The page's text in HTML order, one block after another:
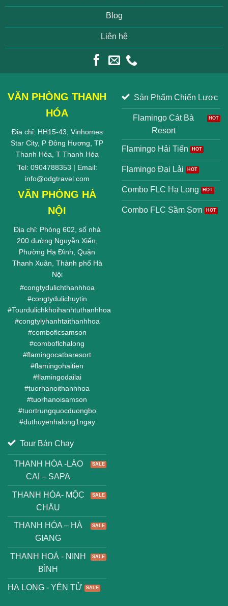
Blog
Liên hệ
VĂN PHÒNG THANH
HÓA
Địa chỉ: HH15-43, Vinhomes
Star City, P Đông Hương, TP
Thanh Hóa, T Thanh Hóa
Tel: 0904788353 | Email:
info@odgtravel.com
VĂN PHÒNG HÀ
NỘI
Địa chỉ: Phòng 602, số nhà
200 đường Nguyễn Xiển,
Phường Hạ Đình, Quận
Thanh Xuân, Thành phố Hà
Nội
#congtydulichthanhhoa
#congtydulichuytin
#Tourdulichkhoihanhtuthanhhoa
#congtylyhanhtaithanhhoa
#comboflcsamson
#comboflchalong
#flamingocatbaresort
#flamingohaitien
#flamingodailai
#tuorhanoithanhhoa
#tuorhanoisamson
#tuortrungquocduongbo
#duthuyenhalong1ngay
Sản Phẩm Chiến Lược
Flamingo Cát Bà
Resort
Flamingo Hải Tiến
Flamingo Đại Lải
Combo FLC Hạ Long
Combo FLC Sầm Sơn
Tour Bán Chạy
THANH HÓA -LÀO
CAI – SAPA
THANH HÓA- MỘC
CHÂU
THANH HÓA – HÀ
GIANG
THANH HOÁ - NINH
BÌNH
HẠ LONG - YÊN TỬ